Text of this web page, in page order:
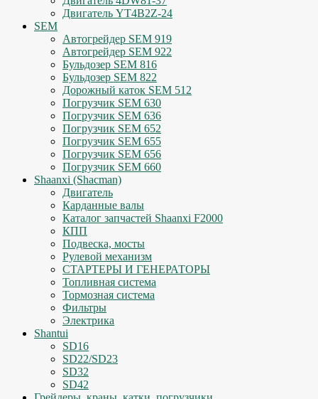
Двигатель YT4B2Z-24
SEM
Автогрейдер SEM 919
Автогрейдер SEM 922
Бульдозер SEM 816
Бульдозер SEM 822
Дорожный каток SEM 512
Погрузчик SEM 630
Погрузчик SEM 636
Погрузчик SEM 652
Погрузчик SEM 655
Погрузчик SEM 656
Погрузчик SEM 660
Shaanxi (Shacman)
Двигатель
Карданные валы
Каталог запчастей Shaanxi F2000
КПП
Подвеска, мосты
Рулевой механизм
СТАРТЕРЫ И ГЕНЕРАТОРЫ
Топливная система
Тормозная система
Фильтры
Электрика
Shantui
SD16
SD22/SD23
SD32
SD42